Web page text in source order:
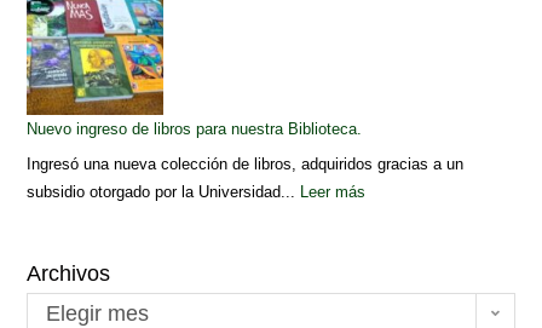
Nuevo ingreso de libros para nuestra Biblioteca.
Ingresó una nueva colección de libros, adquiridos gracias a un
subsidio otorgado por la Universidad... Leer más
Archivos
Elegir mes